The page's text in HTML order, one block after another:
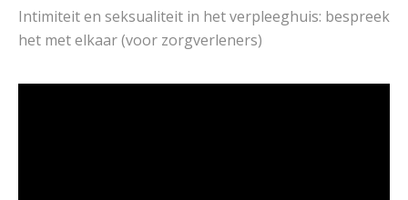
Intimiteit en seksualiteit in het verpleeghuis: bespreek
het met elkaar (voor zorgverleners)